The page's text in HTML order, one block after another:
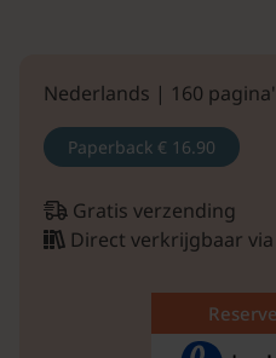
Nederlands | 160
Paperback € 16.90
Gratis verzending
Direct verkrijgbaar